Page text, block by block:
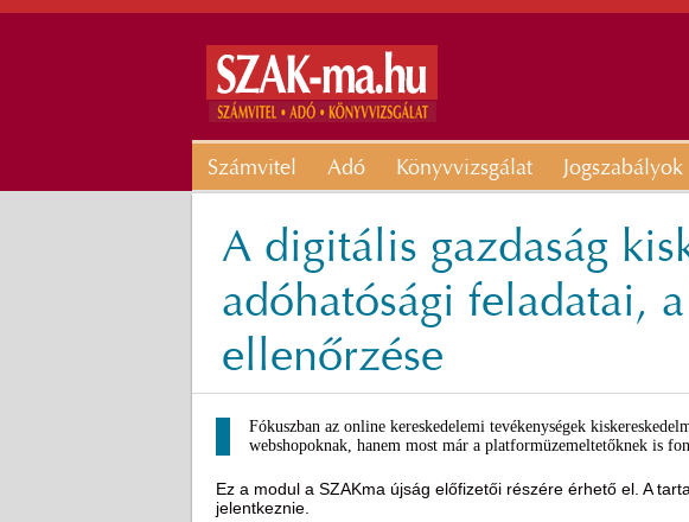
Számvitel Adó Könyvvizsgálat Jogszabályok
A digitális gazdaság
adóhatósági feladatai,
ellenőrzése
Fókuszban az online kereskedelemi tevékenységek
webshopoknak, hanem most már a platformüzemeltetőknek is
Ez a modul a SZAKma újság előfizetői részére érhető el. A
jelentkeznie.